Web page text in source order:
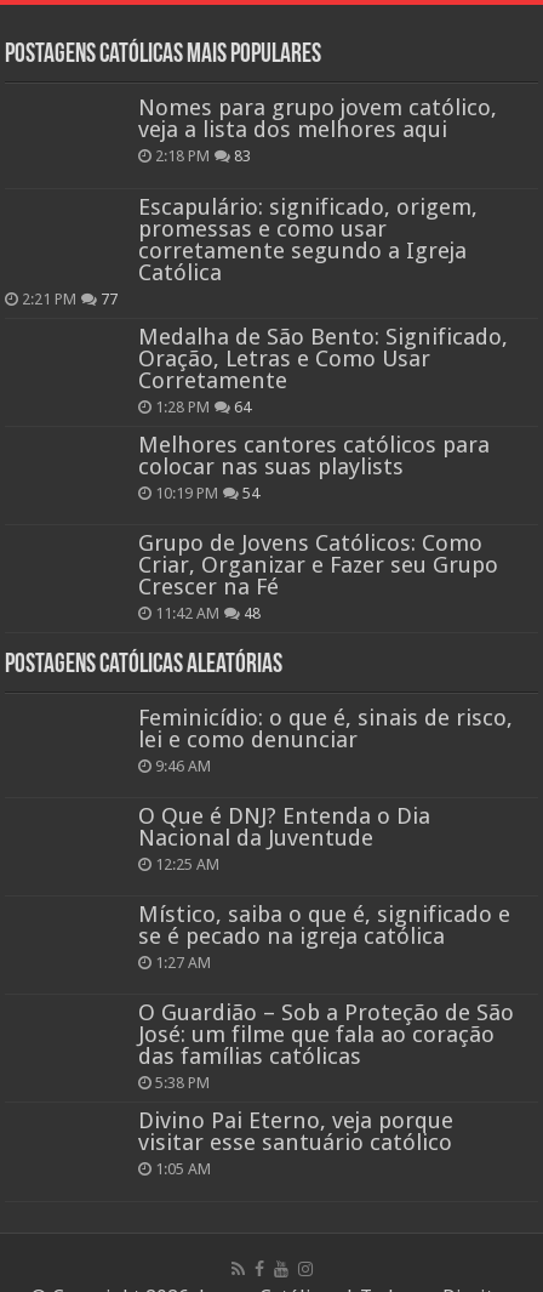
Postagens católicas mais Populares
Nomes para grupo jovem católico,
veja a lista dos melhores aqui
2:18 PM 83
Escapulário: significado, origem,
promessas e como usar
corretamente segundo a Igreja
Católica
2:21 PM 77
Medalha de São Bento: Significado,
Oração, Letras e Como Usar
Corretamente
1:28 PM 64
Melhores cantores católicos para
colocar nas suas playlists
10:19 PM 54
Grupo de Jovens Católicos: Como
Criar, Organizar e Fazer seu Grupo
Crescer na Fé
11:42 AM 48
Postagens católicas aleatórias
Feminicídio: o que é, sinais de risco,
lei e como denunciar
9:46 AM
O Que é DNJ? Entenda o Dia
Nacional da Juventude
12:25 AM
Místico, saiba o que é, significado e
se é pecado na igreja católica
1:27 AM
O Guardião – Sob a Proteção de São
José: um filme que fala ao coração
das famílias católicas
5:38 PM
Divino Pai Eterno, veja porque
visitar esse santuário católico
1:05 AM